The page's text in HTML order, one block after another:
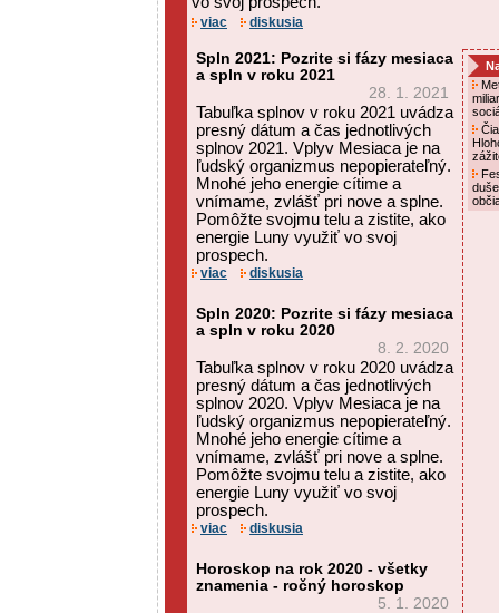
viac diskusia
Spln 2021: Pozrite si fázy mesiaca
a spln v roku 2021
28. 1. 2021
Tabuľka splnov v roku 2021 uvádza
presný dátum a čas jednotlivých
splnov 2021. Vplyv Mesiaca je na
ľudský organizmus nepopierateľný.
Mnohé jeho energie cítime a
vnímame, zvlášť pri nove a splne.
Pomôžte svojmu telu a zistite, ako
energie Luny využiť vo svoj
prospech.
viac diskusia
Spln 2020: Pozrite si fázy mesiaca
a spln v roku 2020
8. 2. 2020
Tabuľka splnov v roku 2020 uvádza
presný dátum a čas jednotlivých
splnov 2020. Vplyv Mesiaca je na
ľudský organizmus nepopierateľný.
Mnohé jeho energie cítime a
vnímame, zvlášť pri nove a splne.
Pomôžte svojmu telu a zistite, ako
energie Luny využiť vo svoj
prospech.
viac diskusia
Horoskop na rok 2020 - všetky
znamenia - ročný horoskop
5. 1. 2020